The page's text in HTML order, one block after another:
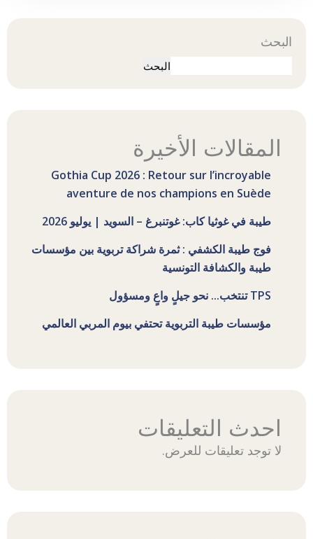
البحث
البحث
المقالات الأخيرة
Gothia Cup 2026 : Retour sur l’incroyable
aventure de nos champions en Suède
طيبة في غوثيا كاب: غوتنبرغ – السويد | يوليو 2026
فوج طيبة الكشفي : ثمرة شراكة تربوية بين مؤسسات
طيبة والكشافة التونسية
TPS تنتخب... نحو جيلٍ واعٍ ومسؤول
مؤسسات طيبة التربوية تحتفي بيوم المربي العالمي
احدث التعليقات
لا توجد تعليقات للعرض.